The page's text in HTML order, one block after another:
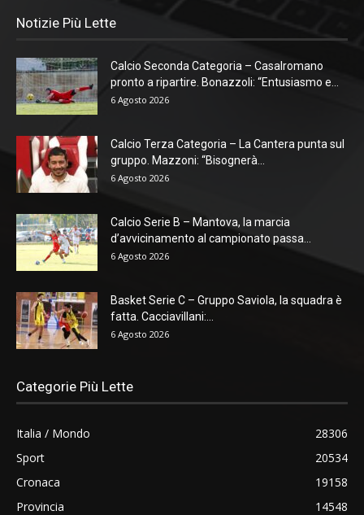
Notizie Più Lette
Calcio Seconda Categoria – Casalromano
pronto a ripartire. Bonazzoli: “Entusiasmo e...
6 Agosto 2026
Calcio Terza Categoria – La Cantera punta sul
gruppo. Mazzoni: “Bisognerà...
6 Agosto 2026
Calcio Serie B – Mantova, la marcia
d’avvicinamento al campionato passa...
6 Agosto 2026
Basket Serie C – Gruppo Saviola, la squadra è
fatta. Cacciavillani:...
6 Agosto 2026
Categorie Più Lette
Italia / Mondo
28306
Sport
20534
Cronaca
19158
Provincia
14548